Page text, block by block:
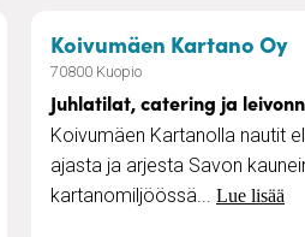
Koivumäen Kartano Oy–
70800 Kuopio
Juhlatilat, catering ja
Koivumäen Kartanolla nautit
ajasta ja arjesta Savon
kartanomiljöössä... Lue lisää